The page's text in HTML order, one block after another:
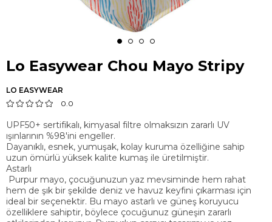
Lo Easywear Chou Mayo Stripy
LO EASYWEAR
0.0
UPF50+ sertifikalı, kimyasal filtre olmaksızın zararlı UV
ışınlarının %98'ini engeller.
Dayanıklı, esnek, yumuşak, kolay kuruma özelliğine sahip
uzun ömürlü yüksek kalite kumaş ile üretilmiştir.
Astarlı
Purpur mayo, çocuğunuzun yaz mevsiminde hem rahat
hem de şık bir şekilde deniz ve havuz keyfini çıkarması için
ideal bir seçenektir. Bu mayo astarlı ve güneş koruyucu
özelliklere sahiptir, böylece çocuğunuz güneşin zararlı